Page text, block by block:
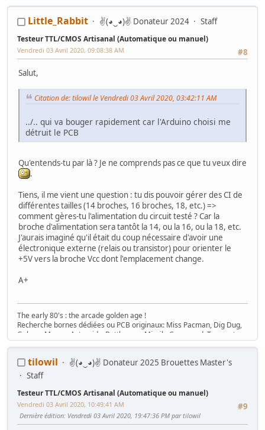
Arcade:Ma première borne JAMMA from scratch-Twin FourTrax
Noel 2014 (Wip Humanitaire)
Flippers:Gottlieb Magnotron,Bally Freedom
Gottlieb Genesis,Data East Time Machine,Recel Lady Luck (Feu)
Jackpot
Hors Arcade
(Donkey Kong Key Box)-Testeur TTL/CMOS Artisanal-Moniteur Test
MPU Data East
Little_Rabbit ✌(◕‿◕)✌ Donateur 2024 Staff
Testeur TTL/CMOS Artisanal (Automatique ou manuel)
#8
Vendredi 03 Avril 2020, 09:08:38 AM
Salut,
Citation de: tilowil le Vendredi 03 Avril 2020, 03:42:11 AM
../.. qui va bouger rapidement car l'Arduino choisi me
détruit le PCB
Qu'entends-tu par là ? Je ne comprends pas ce que tu veux dire
.
Tiens, il me vient une question : tu dis pouvoir gérer des CI de
différentes tailles (14 broches, 16 broches, 18, etc.) =>
comment gères-tu l'alimentation du circuit testé ? Car la
broche d'alimentation sera tantôt la 14, ou la 16, ou la 18, etc.
J'aurais imaginé qu'il était du coup nécessaire d'avoir une
électronique externe (relais ou transistor) pour orienter le
+5V vers la broche Vcc dont l'emplacement change.
A+
The early 80's : the arcade golden age !
Recherche bornes dédiées ou PCB originaux: Miss Pacman, Dig Dug,
Galaga, Mappy, Asteroids, Battlezone, Missile Command, Tempest,
Star Wars, Donkey Kong (+ Jr), Mario Bros, Moon Patrol, Defender,
Gottlieb des années 80 (Spirit, Amazon Hunt, ...), Baby Pac Man.
Divers : Ice Cold Beer =>
Magaming room, mastorage room
tilowil
✌(◕‿◕)✌ Donateur 2025 Brouettes Master's
Staff
Testeur TTL/CMOS Artisanal (Automatique ou manuel)
#9
Vendredi 03 Avril 2020, 10:49:41 AM
Dernière édition: Vendredi 03 Avril 2020, 19:47:36 PM par tilowil